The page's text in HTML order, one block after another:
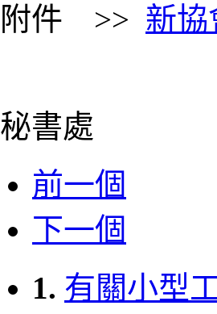
附件 >> 新協
秘書處
前一個
下一個
1. 有關小型